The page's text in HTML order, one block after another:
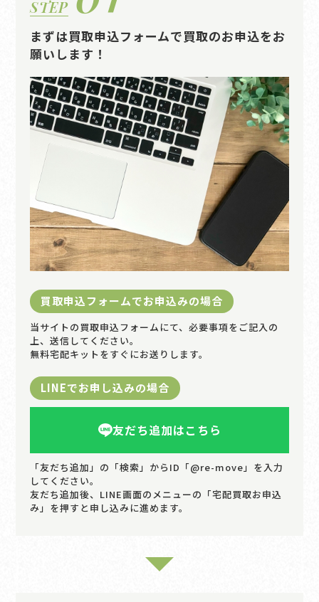
STEP
まずは買取申込フォームで買取のお申込をお
願いします！
買取申込フォームでお申込みの場合
当サイトの買取申込フォームにて、必要事項をご記入の
上、送信してください。
無料宅配キットをすぐにお送りします。
LINEでお申し込みの場合
友だち追加はこちら
「友だち追加」の「検索」からID「@re-move」を入力
してください。
友だち追加後、LINE画面のメニューの「宅配買取お申込
み」を押すと申し込みに進めます。